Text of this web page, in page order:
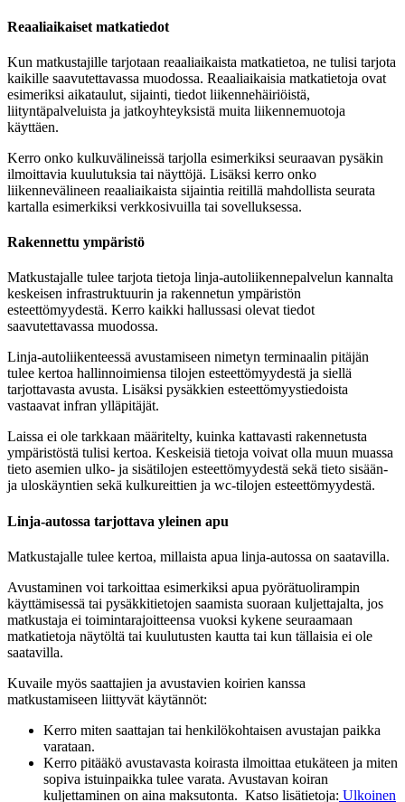
Reaaliaikaiset matkatiedot
Kun matkustajille tarjotaan reaaliaikaista matkatietoa, ne tulisi tarjota
kaikille saavutettavassa muodossa. Reaaliaikaisia matkatietoja ovat
esimeriksi aikataulut, sijainti, tiedot liikennehäiriöistä,
liityntäpalveluista ja jatkoyhteyksistä muita liikennemuotoja
käyttäen.
Kerro onko kulkuvälineissä tarjolla esimerkiksi seuraavan pysäkin
ilmoittavia kuulutuksia tai näyttöjä. Lisäksi kerro onko
liikennevälineen reaaliaikaista sijaintia reitillä mahdollista seurata
kartalla esimerkiksi verkkosivuilla tai sovelluksessa.
Rakennettu ympäristö
Matkustajalle tulee tarjota tietoja linja-autoliikennepalvelun kannalta
keskeisen infrastruktuurin ja rakennetun ympäristön
esteettömyydestä. Kerro kaikki hallussasi olevat tiedot
saavutettavassa muodossa.
Linja-autoliikenteessä avustamiseen nimetyn terminaalin pitäjän
tulee kertoa hallinnoimiensa tilojen esteettömyydestä ja siellä
tarjottavasta avusta. Lisäksi pysäkkien esteettömyystiedoista
vastaavat infran ylläpitäjät.
Laissa ei ole tarkkaan määritelty, kuinka kattavasti rakennetusta
ympäristöstä tulisi kertoa. Keskeisiä tietoja voivat olla muun muassa
tieto asemien ulko- ja sisätilojen esteettömyydestä sekä tieto sisään-
ja uloskäyntien sekä kulkureittien ja wc-tilojen esteettömyydestä.
Linja-autossa tarjottava yleinen apu
Matkustajalle tulee kertoa, millaista apua linja-autossa on saatavilla.
Avustaminen voi tarkoittaa esimerkiksi apua pyörätuolirampin
käyttämisessä tai pysäkkitietojen saamista suoraan kuljettajalta, jos
matkustaja ei toimintarajoitteensa vuoksi kykene seuraamaan
matkatietoja näytöltä tai kuulutusten kautta tai kun tällaisia ei ole
saatavilla.
Kuvaile myös saattajien ja avustavien koirien kanssa
matkustamiseen liittyvät käytännöt:
Kerro miten saattajan tai henkilökohtaisen avustajan paikka
varataan.
Kerro pitääkö avustavasta koirasta ilmoittaa etukäteen ja miten
sopiva istuinpaikka tulee varata. Avustavan koiran
kuljettaminen on aina maksutonta. Katso lisätietoja: Ulkoinen